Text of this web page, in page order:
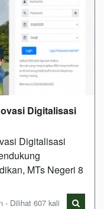
Digitalisasi
Digitalisasi
MTs Negeri 8
- Dilihat 607 kali